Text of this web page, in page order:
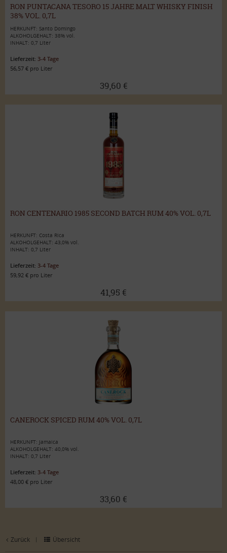
RON PUNTACANA TESORO 15 JAHRE MALT WHISKY FINISH
38% VOL. 0,7L
HERKUNFT: Santo Domingo
ALKOHOLGEHALT: 38% vol.
INHALT: 0,7 Liter
Lieferzeit: 3-4 Tage
56,57 € pro Liter
39,60 €
RON CENTENARIO 1985 SECOND BATCH RUM 40% VOL. 0,7L
HERKUNFT: Costa Rica
ALKOHOLGEHALT: 43,0% vol.
INHALT: 0,7 Liter
Lieferzeit: 3-4 Tage
59,92 € pro Liter
41,95 €
CANEROCK SPICED RUM 40% VOL. 0,7L
HERKUNFT: Jamaica
ALKOHOLGEHALT: 40,0% vol.
INHALT: 0,7 Liter
Lieferzeit: 3-4 Tage
48,00 € pro Liter
33,60 €
Zurück | Übersicht